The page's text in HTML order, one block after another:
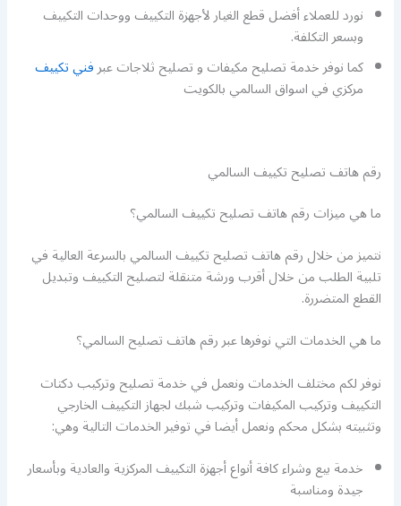
نورد للعملاء أفضل قطع الغيار لأجهزة التكييف ووحدات التكييف
وبسعر التكلفة.
كما نوفر خدمة تصليح مكيفات و تصليح ثلاجات عبرفني تكييف
مركزي في اسواق السالمي بالكويت
رقم هاتف تصليح تكييف السالمي
ما هي ميزات رقم هاتف تصليح تكييف السالمي؟
نتميز من خلال رقم هاتف تصليح تكييف السالمي بالسرعة العالية في
تلبية الطلب من خلال أقرب ورشة متنقلة لتصليح التكييف وتبديل
القطع المتضررة.
ما هي الخدمات التي نوفرها عبر رقم هاتف تصليح السالمي؟
نوفر لكم مختلف الخدمات ونعمل في خدمة تصليح وتركيب دكتات
التكييف وتركيب المكيفات وتركيب شبك لجهاز التكييف الخارجي
وتثبيته بشكل محكم ونعمل أيضا في توفير الخدمات التالية وهي:
خدمة بيع وشراء كافة أنواع أجهزة التكييف المركزية والعادية وبأسعار
جيدة ومناسبة